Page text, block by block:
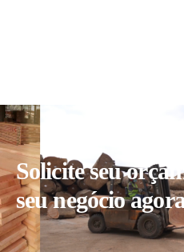
Solicite seu
seu negócio